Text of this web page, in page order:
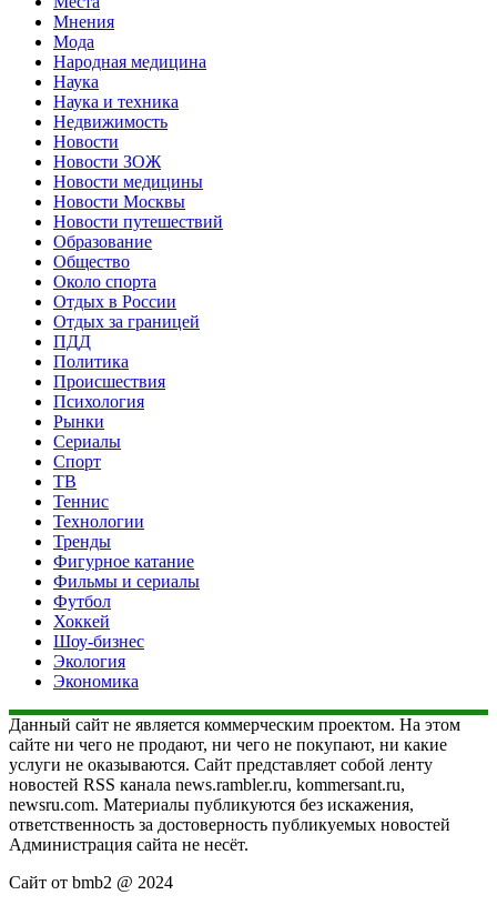
Мнения
Мода
Народная медицина
Наука
Наука и техника
Недвижимость
Новости
Новости ЗОЖ
Новости медицины
Новости Москвы
Новости путешествий
Образование
Общество
Около спорта
Отдых в России
Отдых за границей
ПДД
Политика
Происшествия
Психология
Рынки
Сериалы
Спорт
ТВ
Теннис
Технологии
Тренды
Фигурное катание
Фильмы и сериалы
Футбол
Хоккей
Шоу-бизнес
Экология
Экономика
Данный сайт не является коммерческим проектом. На этом
сайте ни чего не продают, ни чего не покупают, ни какие
услуги не оказываются. Сайт представляет собой ленту
новостей RSS канала news.rambler.ru, kommersant.ru,
newsru.com. Материалы публикуются без искажения,
ответственность за достоверность публикуемых новостей
Администрация сайта не несёт.
Сайт от bmb2 @ 2024